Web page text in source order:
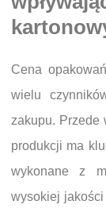
Cena
wielu
zakupu. Przede
produkcji ma
wykonane z
wysokiej